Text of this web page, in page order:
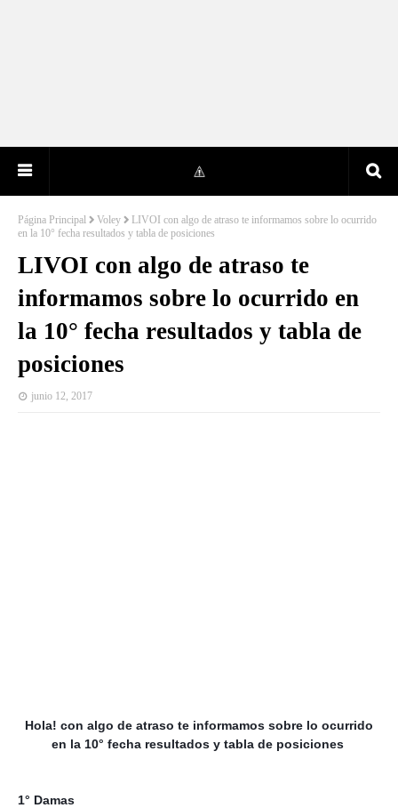
Página Principal Voley
LIVOI con algo de atraso te informamos sobre lo ocurrido
en la 10° fecha resultados y tabla de posiciones
LIVOI con algo de atraso te
informamos sobre lo ocurrido en
la 10° fecha resultados y tabla de
posiciones
junio 12, 2017
Hola! con algo de atraso te informamos sobre lo ocurrido
en la 10° fecha resultados y tabla de posiciones
1° Damas